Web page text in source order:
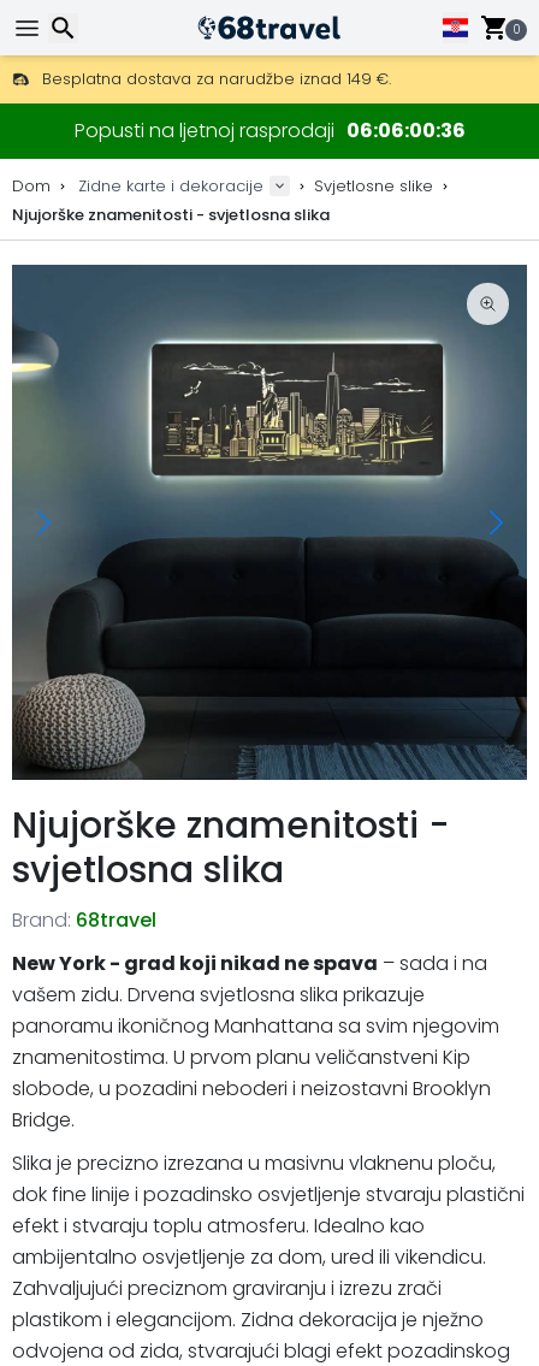
0
Besplatna dostava za narudžbe iznad 149 €.
Mogućnost slanja DHL Expressom (dostava unutar 24 sata)
30 dana za povrat, 90 dana za drvene karte i dekoracije.
Originalni proizvođač karata i dekoracija.
Popusti na ljetnoj rasprodaji 06 06 00 35
Dom Zidne karte i dekoracije
Svjetlosne slike
Njujorške znamenitosti - svjetlosna slika
Njujorške znamenitosti -
svjetlosna slika
Brand: 68travel
New York - grad koji nikad ne spava – sada i na
vašem zidu. Drvena svjetlosna slika prikazuje
panoramu ikoničnog Manhattana sa svim njegovim
znamenitostima. U prvom planu veličanstveni Kip
slobode, u pozadini neboderi i neizostavni Brooklyn
Bridge.
Slika je precizno izrezana u masivnu vlaknenu ploču,
dok fine linije i pozadinsko osvjetljenje stvaraju plastični
efekt i stvaraju toplu atmosferu. Idealno kao
ambijentalno osvjetljenje za dom, ured ili vikendicu.
Zahvaljujući preciznom graviranju i izrezu zrači
plastikom i elegancijom. Zidna dekoracija je nježno
odvojena od zida, stvarajući blagi efekt pozadinskog
Traži
Traži